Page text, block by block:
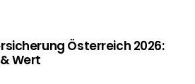
Österreich 2026:
Wert